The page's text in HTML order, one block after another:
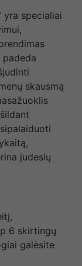
yra specialiai
padeda
skausmą
judesių
6 skirtingų
galėsite